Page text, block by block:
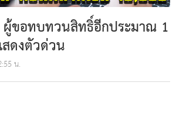
ผู้ขอทบทวนสิทธิ์อีกประมาณ 1
ดงตัวด่วน
น.